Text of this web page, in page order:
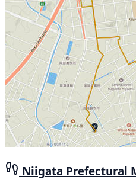
Niigata Prefectural